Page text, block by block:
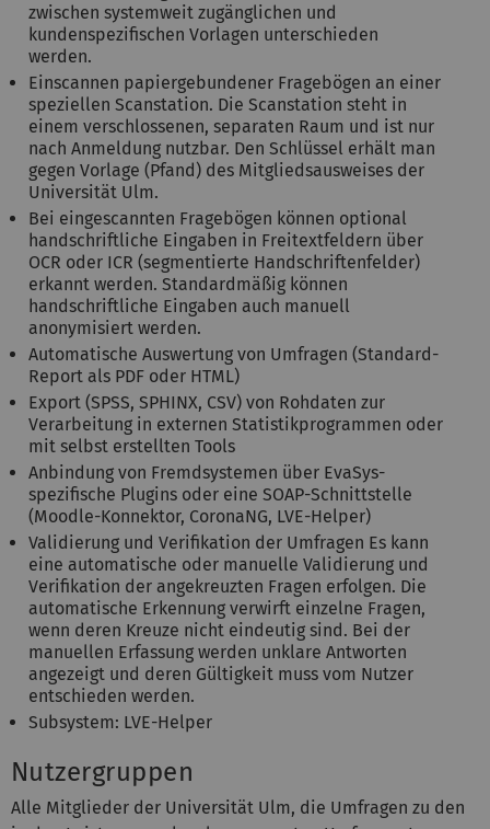
zwischen systemweit zugänglichen und
kundenspezifischen Vorlagen unterschieden
werden.
Einscannen papiergebundener Fragebögen an einer
speziellen Scanstation. Die Scanstation steht in
einem verschlossenen, separaten Raum und ist nur
nach Anmeldung nutzbar. Den Schlüssel erhält man
gegen Vorlage (Pfand) des Mitgliedsausweises der
Universität Ulm.
Bei eingescannten Fragebögen können optional
handschriftliche Eingaben in Freitextfeldern über
OCR oder ICR (segmentierte Handschriftenfelder)
erkannt werden. Standardmäßig können
handschriftliche Eingaben auch manuell
anonymisiert werden.
Automatische Auswertung von Umfragen (Standard-
Report als PDF oder HTML)
Export (SPSS, SPHINX, CSV) von Rohdaten zur
Verarbeitung in externen Statistikprogrammen oder
mit selbst erstellten Tools
Anbindung von Fremdsystemen über EvaSys-
spezifische Plugins oder eine SOAP-Schnittstelle
(Moodle-Konnektor, CoronaNG, LVE-Helper)
Validierung und Verifikation der Umfragen Es kann
eine automatische oder manuelle Validierung und
Verifikation der angekreuzten Fragen erfolgen. Die
automatische Erkennung verwirft einzelne Fragen,
wenn deren Kreuze nicht eindeutig sind. Bei der
manuellen Erfassung werden unklare Antworten
angezeigt und deren Gültigkeit muss vom Nutzer
entschieden werden.
Subsystem: LVE-Helper
Nutzergruppen
Alle Mitglieder der Universität Ulm, die Umfragen zu den